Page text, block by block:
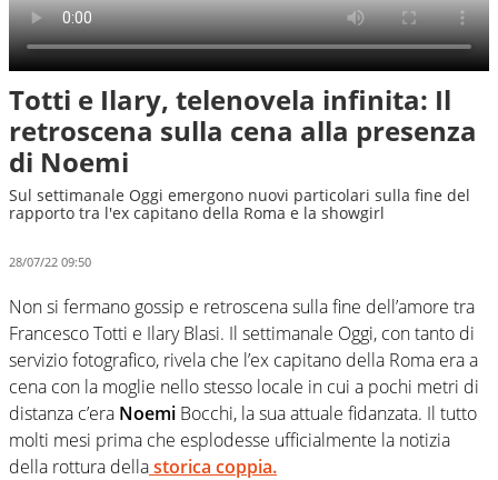
Totti e Ilary, telenovela infinita: Il
retroscena sulla cena alla presenza
di Noemi
Sul settimanale Oggi emergono nuovi particolari sulla fine del
rapporto tra l'ex capitano della Roma e la showgirl
28/07/22 09:50
Non si fermano gossip e retroscena sulla fine dell’amore tra
Francesco Totti e Ilary Blasi. Il settimanale Oggi, con tanto di
servizio fotografico, rivela che l’ex capitano della Roma era a
cena con la moglie nello stesso locale in cui a pochi metri di
distanza c’era Noemi Bocchi, la sua attuale fidanzata. Il tutto
molti mesi prima che esplodesse ufficialmente la notizia
della rottura dellastorica coppia.